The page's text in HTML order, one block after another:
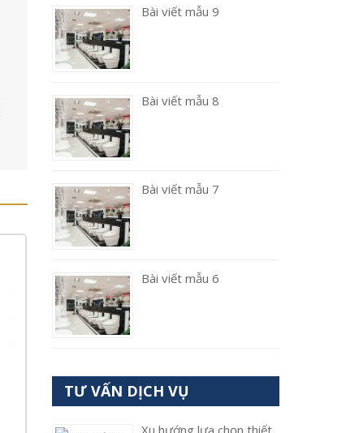
Bài viết mẫu 9
Bài viết mẫu 8
Bài viết mẫu 7
Bài viết mẫu 6
TƯ VẤN DỊCH VỤ